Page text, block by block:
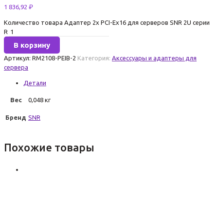
1 836,92 ₽
Количество товара Адаптер 2x PCI-Ex16 для серверов SNR 2U серии
R
В корзину
Артикул: RM2108-PEIB-2 Категория: Аксессуары и адаптеры для
сервера
Детали
Вес 0,048 кг
Бренд SNR
Похожие товары